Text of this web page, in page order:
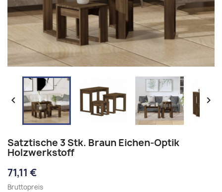
 
Satztische 3 Stk. Braun Eichen-Optik
Holzwerkstoff
71,11 €
Bruttopreis